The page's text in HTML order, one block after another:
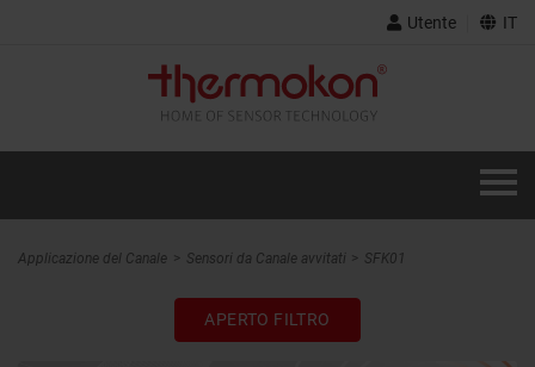
Utente IT
Applicazione del Canale Sensori da Canale avvitati SFK01
APERTO FILTRO